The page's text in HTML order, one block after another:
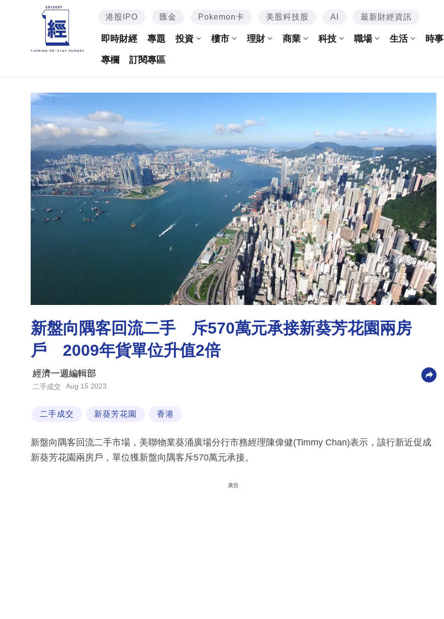
港股IPO 匯金 Pokemon卡 美股科技股 AI 最新財經資訊
即時財經 專題 投資 樓市 理財 商業 科技 職場 生活 時事
專欄 訂閱專區
新盤向隅客回流二手 斥570萬元承接新葵芳花園兩房
戶 2009年貨單位升值2倍
經濟一週編輯部
二手成交 Aug 15 2023
二手成交 新葵芳花園 香港
新盤向隅客回流二手市場，美聯物業葵涌廣場分行市務經理陳偉健(Timmy Chan)表示，該行新近促成
新葵芳花園兩房戶，單位獲新盤向隅客斥570萬元承接。
廣告